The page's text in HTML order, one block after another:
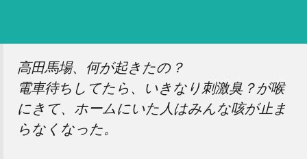
高田馬場、何が起きたの？
電車待ちしてたら、いきなり刺激臭？が喉
にきて、ホームにいた人はみんな咳が止ま
らなくなった。